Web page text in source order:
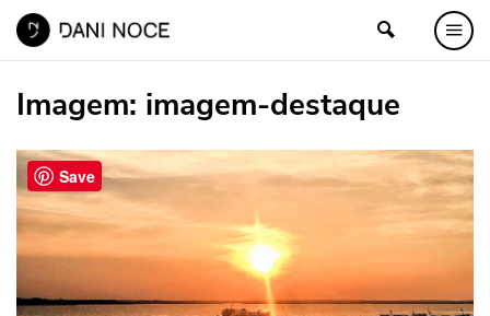
Imagem: imagem-destaque
Save